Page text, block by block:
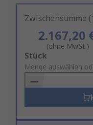
Zwischensumme
2.167,20
(ohne MwSt.)
Add
to
Basket
Stück
Menge auswählen